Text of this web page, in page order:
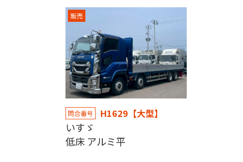
販売
問合番号 H1629【大型】
いすゞ
低床 アルミ平